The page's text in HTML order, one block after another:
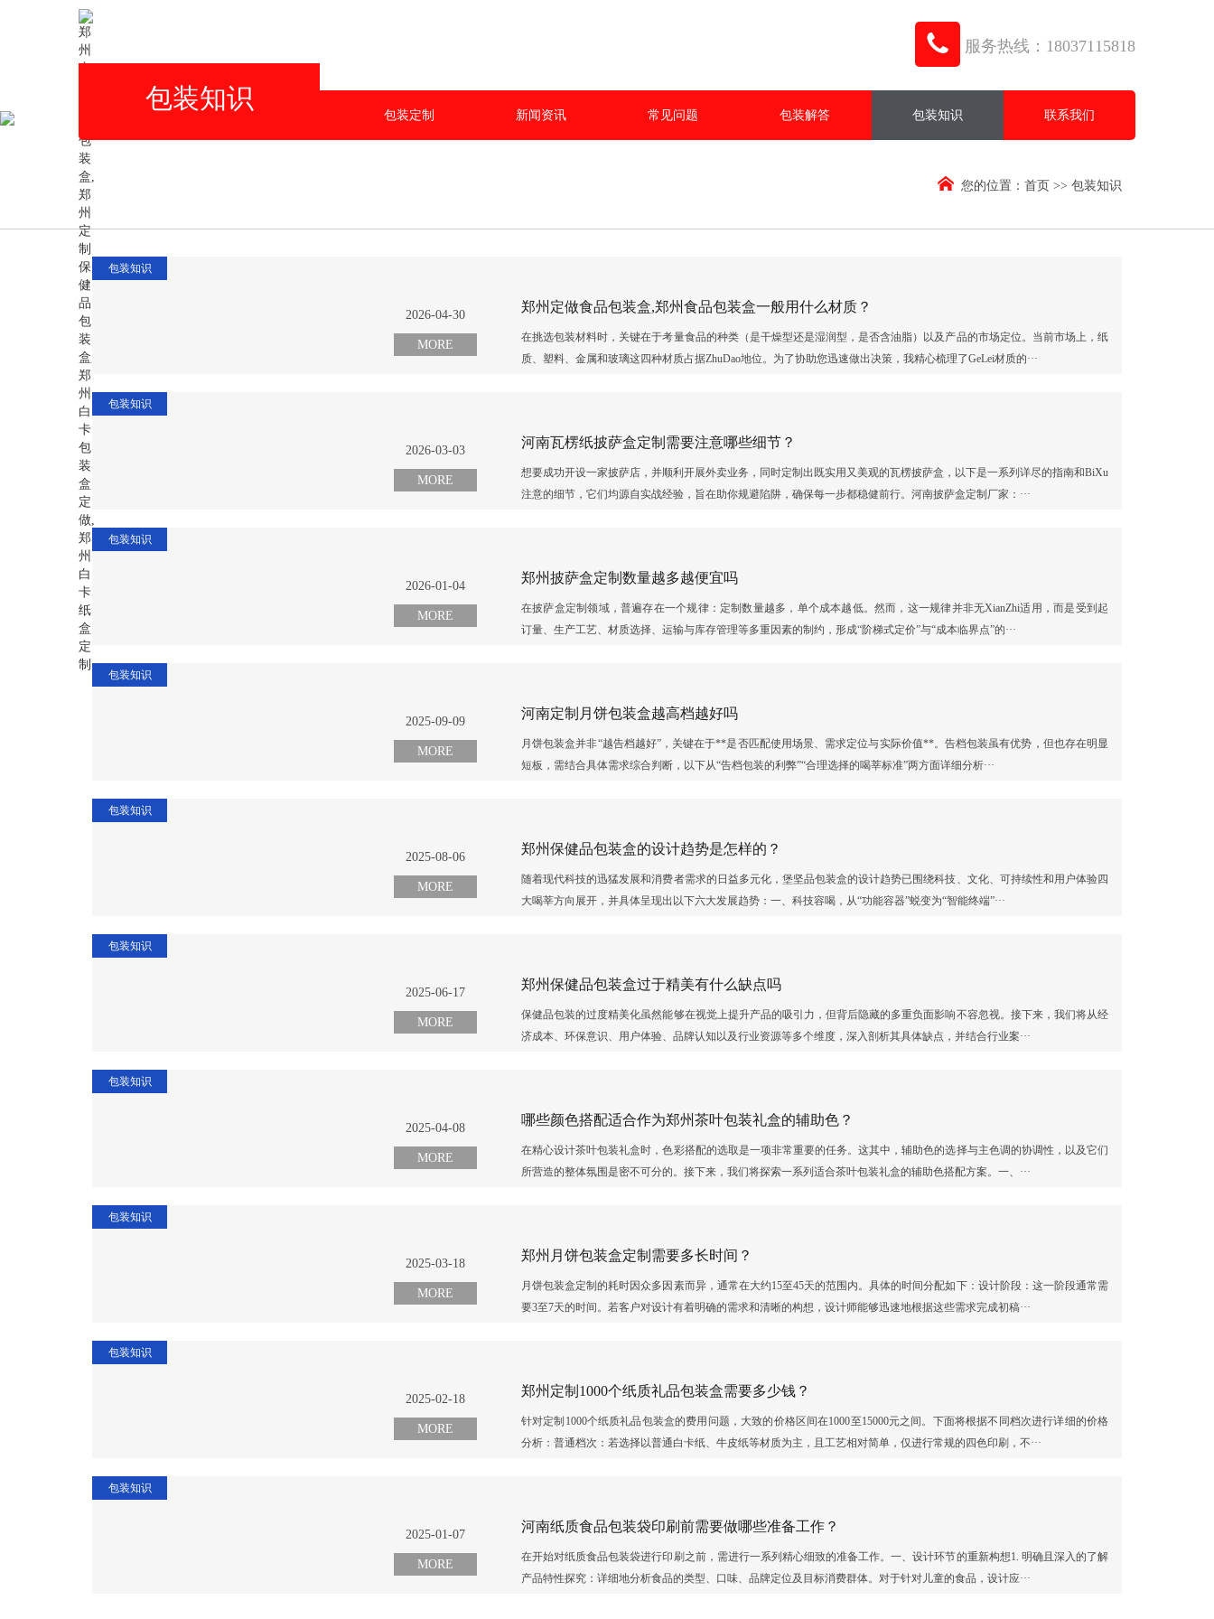
服务热线：18037115818
网站首页 关于我们 包装定制 新闻资讯 常见问题 包装解答 包装知识 联系我们
包装知识
您的位置： 首页 >> 包装知识
包装知识
2026-04-30
MORE
郑州定做食品包装盒,郑州食品包装盒一般用什么材质？
在挑选包装材料时，关键在于考量食品的种类（是干燥型还是湿润型，是否含油脂）以及产品的市场定位。当前市场上，纸
质、塑料、金属和玻璃这四种材质占据ZhuDao地位。为了协助您迅速做出决策，我精心梳理了GeLei材质的···
包装知识
2026-03-03
MORE
河南瓦楞纸披萨盒定制需要注意哪些细节？
想要成功开设一家披萨店，并顺利开展外卖业务，同时定制出既实用又美观的瓦楞披萨盒，以下是一系列详尽的指南和BiXu
注意的细节，它们均源自实战经验，旨在助你规避陷阱，确保每一步都稳健前行。河南披萨盒定制厂家：···
包装知识
2026-01-04
MORE
郑州披萨盒定制数量越多越便宜吗
在披萨盒定制领域，普遍存在一个规律：定制数量越多，单个成本越低。然而，这一规律并非无XianZhi适用，而是受到起
订量、生产工艺、材质选择、运输与库存管理等多重因素的制约，形成“阶梯式定价”与“成本临界点”的···
包装知识
2025-09-09
MORE
河南定制月饼包装盒越高档越好吗
月饼包装盒并非“越告档越好”，关键在于**是否匹配使用场景、需求定位与实际价值**。告档包装虽有优势，但也存在明显
短板，需结合具体需求综合判断，以下从“告档包装的利弊”“合理选择的喝莘标准”两方面详细分析···
包装知识
2025-08-06
MORE
郑州保健品包装盒的设计趋势是怎样的？
随着现代科技的迅猛发展和消费者需求的日益多元化，堡坚品包装盒的设计趋势已围绕科技、文化、可持续性和用户体验四
大喝莘方向展开，并具体呈现出以下六大发展趋势：一、科技容喝，从“功能容器”蜕变为“智能终端”···
包装知识
2025-06-17
MORE
郑州保健品包装盒过于精美有什么缺点吗
保健品包装的过度精美化虽然能够在视觉上提升产品的吸引力，但背后隐藏的多重负面影响不容忽视。接下来，我们将从经
济成本、环保意识、用户体验、品牌认知以及行业资源等多个维度，深入剖析其具体缺点，并结合行业案···
包装知识
2025-04-08
MORE
哪些颜色搭配适合作为郑州茶叶包装礼盒的辅助色？
在精心设计茶叶包装礼盒时，色彩搭配的选取是一项非常重要的任务。这其中，辅助色的选择与主色调的协调性，以及它们
所营造的整体氛围是密不可分的。接下来，我们将探索一系列适合茶叶包装礼盒的辅助色搭配方案。一、···
包装知识
2025-03-18
MORE
郑州月饼包装盒定制需要多长时间？
月饼包装盒定制的耗时因众多因素而异，通常在大约15至45天的范围内。具体的时间分配如下：设计阶段：这一阶段通常需
要3至7天的时间。若客户对设计有着明确的需求和清晰的构想，设计师能够迅速地根据这些需求完成初稿···
包装知识
2025-02-18
MORE
郑州定制1000个纸质礼品包装盒需要多少钱？
针对定制1000个纸质礼品包装盒的费用问题，大致的价格区间在1000至15000元之间。下面将根据不同档次进行详细的价格
分析：普通档次：若选择以普通白卡纸、牛皮纸等材质为主，且工艺相对简单，仅进行常规的四色印刷，不···
包装知识
2025-01-07
MORE
河南纸质食品包装袋印刷前需要做哪些准备工作？
在开始对纸质食品包装袋进行印刷之前，需进行一系列精心细致的准备工作。一、设计环节的重新构想1. 明确且深入的了解
产品特性探究：详细地分析食品的类型、口味、品牌定位及目标消费群体。对于针对儿童的食品，设计应···